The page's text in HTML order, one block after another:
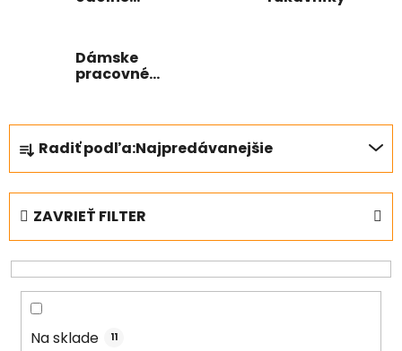
Dámske
pracovné
R
a
d
e
n
i
e
p
Radiť podľa:Najpredávanejšie
ZAVRIEŤ FILTER
Na sklade 11